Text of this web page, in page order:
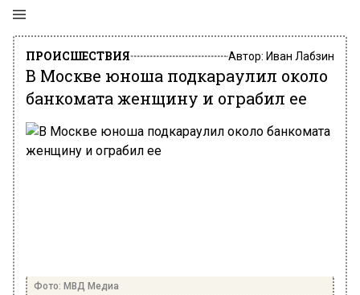
ПРОИСШЕСТВИЯ Автор: Иван Лабзин
В Москве юноша подкараулил около
банкомата женщину и ограбил ее
Фото: МВД Медиа